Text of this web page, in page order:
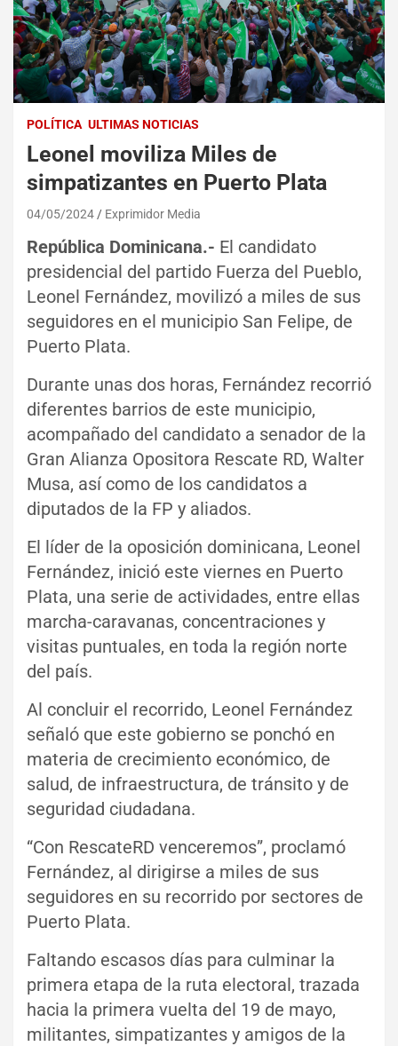
POLÍTICA ULTIMAS NOTICIAS
Leonel moviliza Miles de
simpatizantes en Puerto Plata
04/05/2024 Exprimidor Media
República Dominicana.- El candidato
presidencial del partido Fuerza del Pueblo,
Leonel Fernández, movilizó a miles de sus
seguidores en el municipio San Felipe, de
Puerto Plata.
Durante unas dos horas, Fernández recorrió
diferentes barrios de este municipio,
acompañado del candidato a senador de la
Gran Alianza Opositora Rescate RD, Walter
Musa, así como de los candidatos a
diputados de la FP y aliados.
El líder de la oposición dominicana, Leonel
Fernández, inició este viernes en Puerto
Plata, una serie de actividades, entre ellas
marcha-caravanas, concentraciones y
visitas puntuales, en toda la región norte
del país.
Al concluir el recorrido, Leonel Fernández
señaló que este gobierno se ponchó en
materia de crecimiento económico, de
salud, de infraestructura, de tránsito y de
seguridad ciudadana.
“Con RescateRD venceremos”, proclamó
Fernández, al dirigirse a miles de sus
seguidores en su recorrido por sectores de
Puerto Plata.
Faltando escasos días para culminar la
primera etapa de la ruta electoral, trazada
hacia la primera vuelta del 19 de mayo,
militantes, simpatizantes y amigos de la